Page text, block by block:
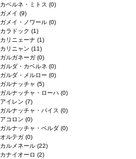
カベルネ・ミトス (0)
ガメイ (9)
ガメイ・ノワール (0)
カラドック (1)
カリニェーナ (1)
カリニャン (11)
ガルガネーガ (0)
ガルダ・カベルネ (0)
ガルダ・メルロー (0)
ガルナッチャ (5)
ガルナッチャ・ローハ (0)
アイレン (7)
ガルナッチャ・パイス (0)
アコロン (0)
ガルナッチャ・ペルダ (0)
オルテガ (0)
カルメネール (22)
カナイオーロ (2)